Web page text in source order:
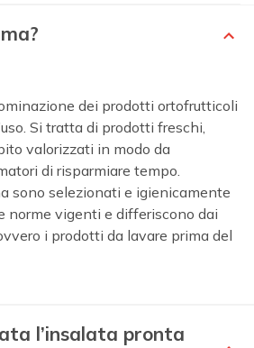
dei prodotti ortofrutticoli
Si tratta di prodotti freschi,
valorizzati in modo da
di risparmiare tempo.
sono selezionati e igienicamente
norme vigenti e differiscono dai
i prodotti da lavare prima del
l’insalata pronta